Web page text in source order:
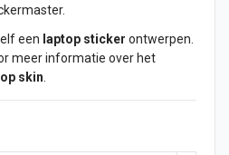
een laptop sticker ontwerpen.
meer informatie over het
skin.